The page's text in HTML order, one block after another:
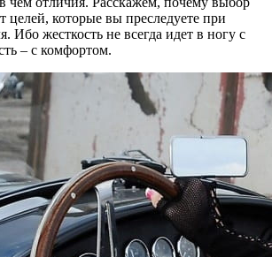
целей, которые вы преследуете при
Ибо жесткость не всегда идет в ногу с
– с комфортом.